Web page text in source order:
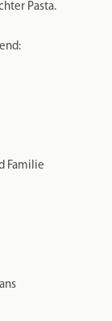
Pasta.
Familie